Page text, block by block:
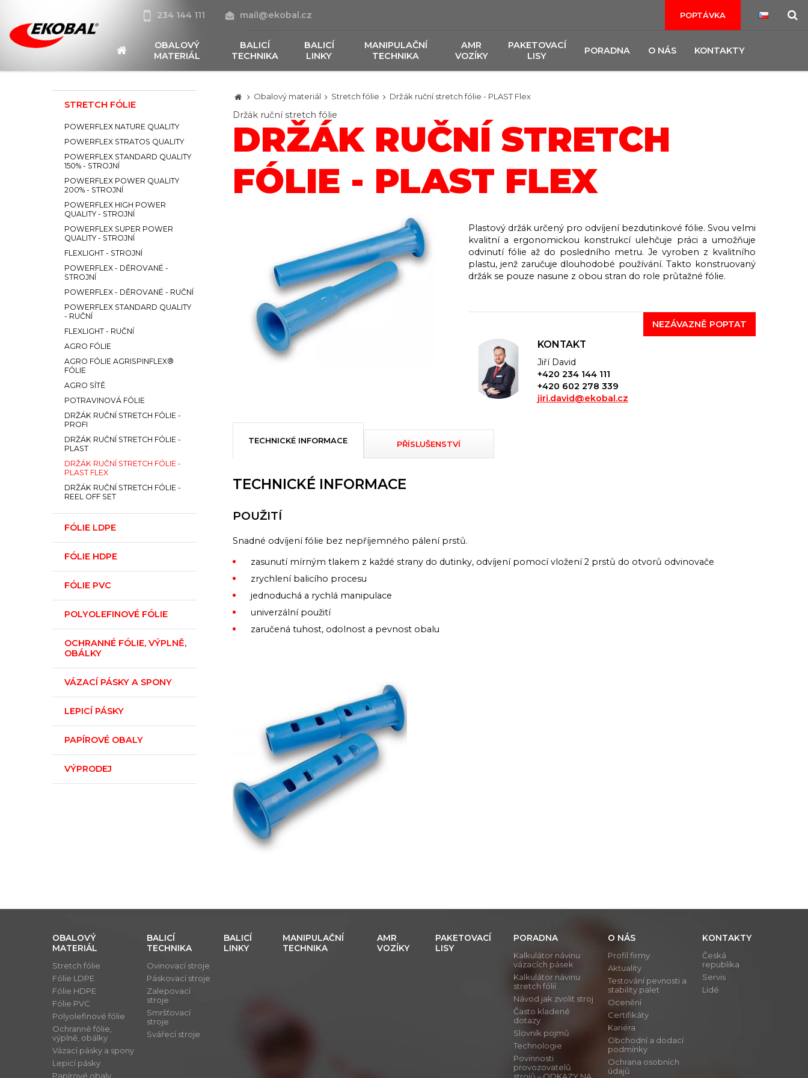
234 144 111 mail@ekobal.cz POPTÁVKA
OBALOVÝ
MATERIÁL
BALICÍ
TECHNIKA
BALICÍ
LINKY
MANIPULAČNÍ
TECHNIKA
AMR
VOZÍKY
PAKETOVACÍ
LISY
PORADNA O NÁS KONTAKTY
Obalový materiál Stretch fólie Držák ruční stretch fólie - PLAST Flex
Držák ruční stretch fólie
DRŽÁK RUČNÍ STRETCH
FÓLIE - PLAST FLEX
Plastový držák určený pro odvíjení bezdutinkové fólie. Svou velmi
kvalitní a ergonomickou konstrukcí ulehčuje práci a umožňuje
odvinutí fólie až do posledního metru. Je vyroben z kvalitního
plastu, jenž zaručuje dlouhodobé používání. Takto konstruovaný
držák se pouze nasune z obou stran do role průtažné fólie.
NEZÁVAZNĚ POPTAT
KONTAKT
Jiří David
+420 234 144 111
+420 602 278 339
jiri.david@ekobal.cz
TECHNICKÉ INFORMACE PŘÍSLUŠENSTVÍ
TECHNICKÉ INFORMACE
POUŽITÍ
Snadné odvíjení fólie bez nepříjemného pálení prstů.
zasunutí mírným tlakem z každé strany do dutinky, odvíjení pomocí vložení 2 prstů do otvorů odvinovače
zrychlení balicího procesu
jednoduchá a rychlá manipulace
univerzální použití
zaručená tuhost, odolnost a pevnost obalu
STRETCH FÓLIE
POWERFLEX NATURE QUALITY
POWERFLEX STRATOS QUALITY
POWERFLEX STANDARD QUALITY
150% - STROJNÍ
POWERFLEX POWER QUALITY
200% - STROJNÍ
POWERFLEX HIGH POWER
QUALITY - STROJNÍ
POWERFLEX SUPER POWER
QUALITY - STROJNÍ
FLEXLIGHT - STROJNÍ
POWERFLEX - DĚROVANÉ -
STROJNÍ
POWERFLEX - DĚROVANÉ - RUČNÍ
POWERFLEX STANDARD QUALITY
- RUČNÍ
FLEXLIGHT - RUČNÍ
AGRO FÓLIE
AGRO FÓLIE AGRISPINFLEX®
FÓLIE
AGRO SÍTĚ
POTRAVINOVÁ FÓLIE
DRŽÁK RUČNÍ STRETCH FÓLIE -
PROFI
DRŽÁK RUČNÍ STRETCH FÓLIE -
PLAST
DRŽÁK RUČNÍ STRETCH FÓLIE -
PLAST FLEX
DRŽÁK RUČNÍ STRETCH FÓLIE -
REEL OFF SET
FÓLIE LDPE
FÓLIE HDPE
FÓLIE PVC
POLYOLEFINOVÉ FÓLIE
OCHRANNÉ FÓLIE, VÝPLNĚ,
OBÁLKY
VÁZACÍ PÁSKY A SPONY
LEPICÍ PÁSKY
PAPÍROVÉ OBALY
VÝPRODEJ
OBALOVÝ
MATERIÁL
Stretch fólie
Fólie LDPE
Fólie HDPE
Fólie PVC
Polyolefinové fólie
Ochranné fólie,
výplně, obálky
Vázací pásky a spony
Lepicí pásky
Papírové obaly
BALICÍ
TECHNIKA
Ovinovací stroje
Páskovací stroje
Zalepovací
stroje
Smršťovací
stroje
Svářecí stroje
BALICÍ
LINKY
MANIPULAČNÍ
TECHNIKA
AMR
VOZÍKY
PAKETOVACÍ
LISY
PORADNA
Kalkulátor návinu
vázacích pásek
Kalkulátor návinu
stretch fólií
Návod jak zvolit stroj
Často kladené
dotazy
Slovník pojmů
Technologie
Povinnosti
provozovatelů
O NÁS
Profil firmy
Aktuality
Testování pevnosti a
stability palet
Ocenění
Certifikáty
Kariéra
Obchodní a dodací
podmínky
Ochrana osobních
údajů
KONTAKTY
Česká
republika
Servis
Lidé